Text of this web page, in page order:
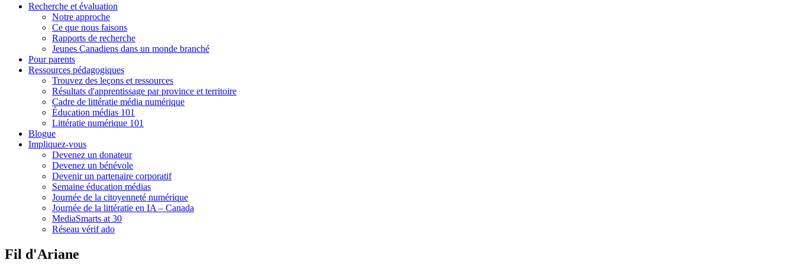
Recherche et évaluation
Notre approche
Ce que nous faisons
Rapports de recherche
Jeunes Canadiens dans un monde branché
Pour parents
Ressources pédagogiques
Trouvez des leçons et ressources
Résultats d'apprentissage par province et territoire
Cadre de littératie média numérique
Éducation médias 101
Littératie numérique 101
Blogue
Impliquez-vous
Devenez un donateur
Devenez un bénévole
Devenir un partenaire corporatif
Semaine éducation médias
Journée de la citoyenneté numérique
Journée de la littératie en IA – Canada
MediaSmarts at 30
Réseau vérif ado
Fil d'Ariane